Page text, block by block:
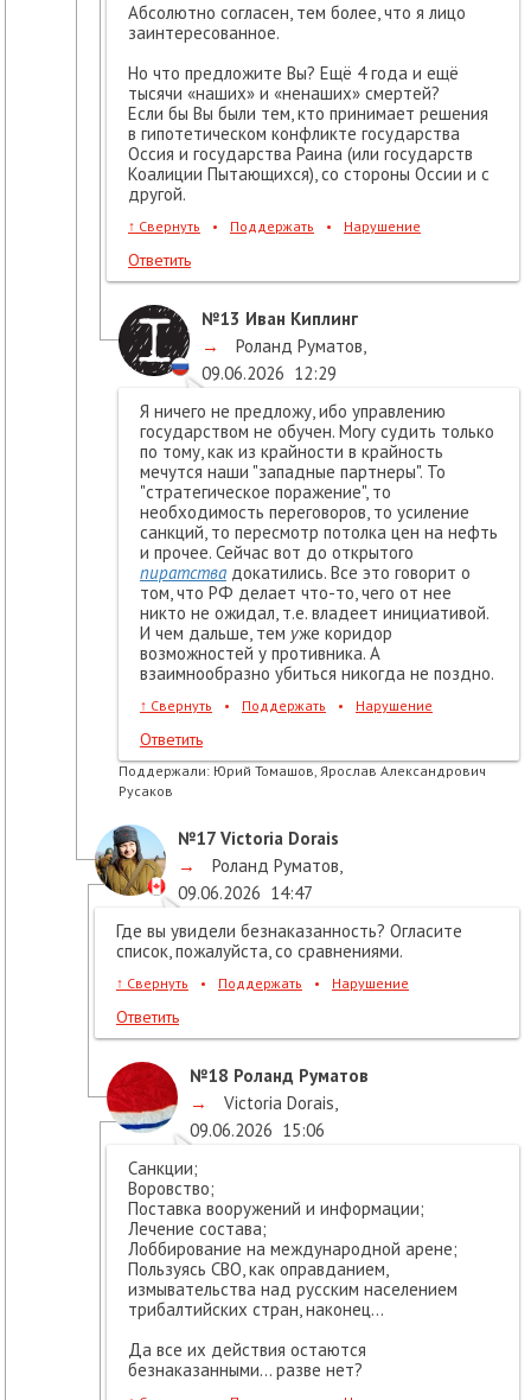
Абсолютно согласен, тем более, что я лицо
заинтересованное.
Но что предложите Вы? Ещё 4 года и ещё
тысячи «наших» и «ненаших» смертей?
Если бы Вы были тем, кто принимает решения
в гипотетическом конфликте государства
Оссия и государства Раина (или государств
Коалиции Пытающихся), со стороны Оссии и с
другой.
↑ Свернуть • Поддержать • Нарушение
Ответить
№13 Иван Киплинг
→
Роланд Руматов,
09.06.2026 12:29
Я ничего не предложу, ибо управлению
государством не обучен. Могу судить только
по тому, как из крайности в крайность
мечутся наши "западные партнеры". То
"стратегическое поражение", то
необходимость переговоров, то усиление
санкций, то пересмотр потолка цен на нефть
и прочее. Сейчас вот до открытого
пиратства докатились. Все это говорит о
том, что РФ делает что-то, чего от нее
никто не ожидал, т.е. владеет инициативой.
И чем дальше, тем уже коридор
возможностей у противника. А
взаимнообразно убиться никогда не поздно.
↑ Свернуть • Поддержать • Нарушение
Ответить
Поддержали: Юрий Томашов, Ярослав Александрович
Русаков
№17 Victoria Dorais
→
Роланд Руматов,
09.06.2026 14:47
Где вы увидели безнаказанность? Огласите
список, пожалуйста, со сравнениями.
↑ Свернуть • Поддержать • Нарушение
Ответить
№18 Роланд Руматов
→
Victoria Dorais,
09.06.2026 15:06
Санкции;
Воровство;
Поставка вооружений и информации;
Лечение состава;
Лоббирование на международной арене;
Пользуясь СВО, как оправданием,
измывательства над русским населением
трибалтийских стран, наконец…
Да все их действия остаются
безнаказанными… разве нет?